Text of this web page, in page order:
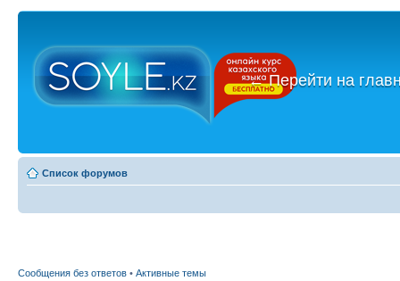
←Перейти на
Список форумов
Сообщения без ответов • Активные темы